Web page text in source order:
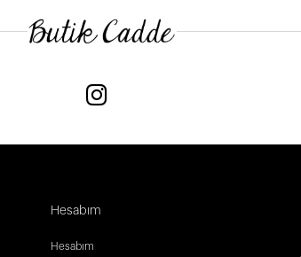
Hesabım
Hesabım